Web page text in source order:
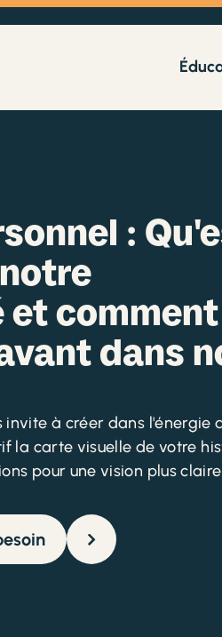
:
dans
invite à créer dans l'énergie
la carte visuelle de votre
pour une vision plus